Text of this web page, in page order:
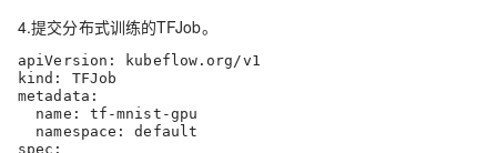
4.提交分布式训练的TFJob。
apiVersion: kubeflow.org/v1
kind: TFJob
metadata:
name: tf-mnist-gpu
namespace: default
spec: